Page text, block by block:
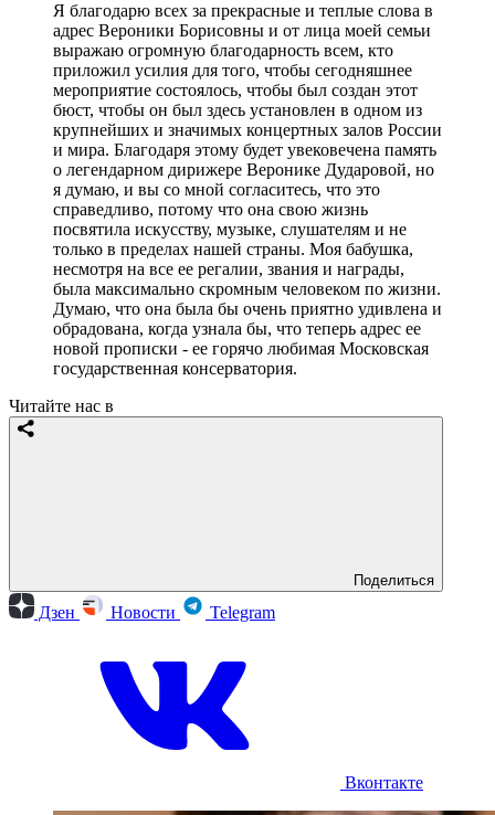
Я благодарю всех за прекрасные и теплые слова в
адрес Вероники Борисовны и от лица моей семьи
выражаю огромную благодарность всем, кто
приложил усилия для того, чтобы сегодняшнее
мероприятие состоялось, чтобы был создан этот
бюст, чтобы он был здесь установлен в одном из
крупнейших и значимых концертных залов России
и мира. Благодаря этому будет увековечена память
о легендарном дирижере Веронике Дударовой, но
я думаю, и вы со мной согласитесь, что это
справедливо, потому что она свою жизнь
посвятила искусству, музыке, слушателям и не
только в пределах нашей страны. Моя бабушка,
несмотря на все ее регалии, звания и награды,
была максимально скромным человеком по жизни.
Думаю, что она была бы очень приятно удивлена и
обрадована, когда узнала бы, что теперь адрес ее
новой прописки - ее горячо любимая Московская
государственная консерватория.
Читайте нас в
Поделиться
Дзен Новости Telegram
Вконтакте